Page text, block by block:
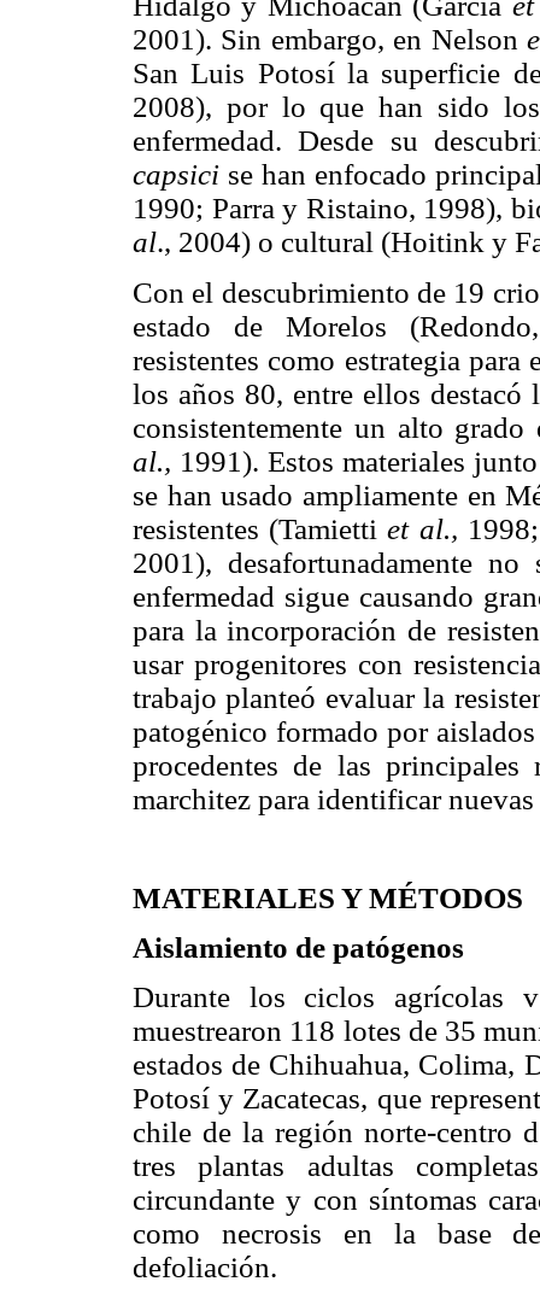
2001). Sin embargo, en Nelson
San Luis Potosí la superficie
2008), por lo que han sido los
enfermedad. Desde su
capsici se han enfocado
1990; Parra y Ristaino, 1998),
al., 2004) o cultural (Hoitink y
Con el descubrimiento de 19
estado de Morelos
resistentes como estrategia
los años 80, entre ellos
consistentemente un alto
al., 1991). Estos materiales
se han usado ampliamente en
resistentes (Tamiettiet al.,
2001), desafortunadamente
enfermedad sigue causando
para la incorporación de
usar progenitores con
trabajo planteó evaluar la
patogénico formado por
procedentes de las principales
marchitez para identificar
MATERIALES Y MÉTODOS
Aislamiento de patógenos
Durante los ciclos agrícolas
muestrearon 118 lotes de 35
estados de Chihuahua, Colima,
Potosí y Zacatecas, que
chile de la región norte-centro
tres plantas adultas
circundante y con síntomas
como necrosis en la base
defoliación.